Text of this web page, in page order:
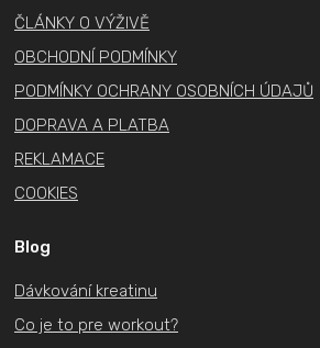
ČLÁNKY O VÝŽIVĚ
OBCHODNÍ PODMÍNKY
PODMÍNKY OCHRANY OSOBNÍCH ÚDAJŮ
DOPRAVA A PLATBA
REKLAMACE
COOKIES
Blog
Dávkování kreatinu
Co je to pre workout?